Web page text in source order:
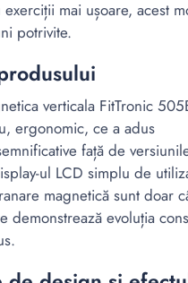
mai ușoare, acest
potrivite.
verticala FitTronic
ergonomic, ce a adus
față de
ul LCD simplu de
magnetică sunt doar
demonstrează evoluția